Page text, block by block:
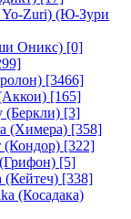
Zuri) (Ю-Зури
Оникс) [0]
[3466]
[165]
(Беркли) [3]
(Химера) [358]
(Кондор) [322]
[5]
[338]
(Косадака)